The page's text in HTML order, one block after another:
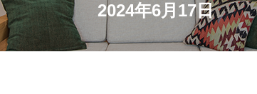
2024年6月17日